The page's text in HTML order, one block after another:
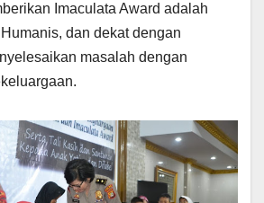
Imaculata Award adalah
dan dekat dengan
masalah dengan